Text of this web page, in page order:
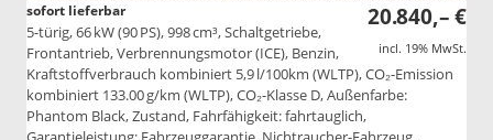
20.840,– €
incl. 19% MwSt.
sofort lieferbar
5-türig, 66 kW (90 PS), 998 cm³, Schaltgetriebe,
Frontantrieb, Verbrennungsmotor (ICE), Benzin,
Kraftstoffverbrauch kombiniert 5,9 l/100km (WLTP), CO₂-Emission
kombiniert 133.00 g/km (WLTP), CO₂-Klasse D, Außenfarbe:
Phantom Black, Zustand, Fahrfähigkeit: fahrtauglich,